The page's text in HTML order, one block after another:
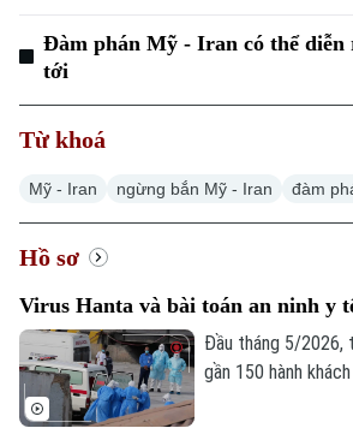
Đàm phán Mỹ - Iran có thể diễn
tới
Từ khoá
Mỹ - Iran ngừng bắn Mỹ - Iran đàm
Hồ sơ
Virus Hanta và bài toán an ninh y
Đầu tháng 5/2026,
gần 150 hành